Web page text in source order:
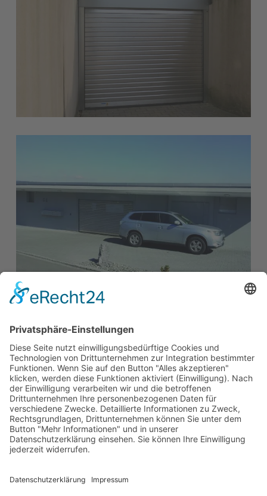
Möchten Siemehr erfahren?
Meißner GmbH Toranlagen
Meißner GmbH Toranlagen
Robert-Koch-Straße 5